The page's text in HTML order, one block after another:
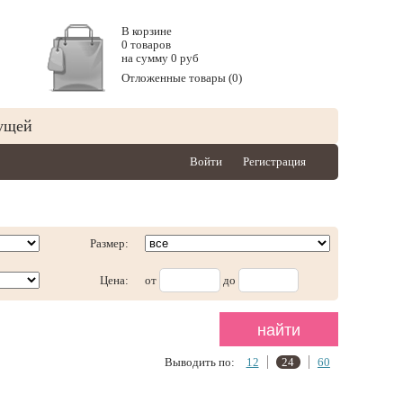
В корзине
0 товаров
на сумму 0 руб
Отложенные товары (0)
Войти Регистрация
Размер:
Цена: от до
Выводить по: 12 24 60